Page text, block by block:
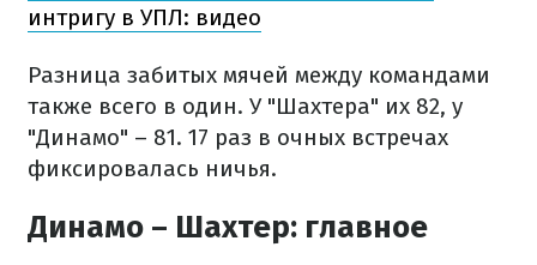
интригу в УПЛ: видео
Разница забитых мячей между командами
также всего в один. У "Шахтера" их 82, у
"Динамо" – 81. 17 раз в очных встречах
фиксировалась ничья.
Динамо – Шахтер: главное